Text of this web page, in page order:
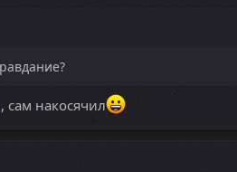
сам накосячил